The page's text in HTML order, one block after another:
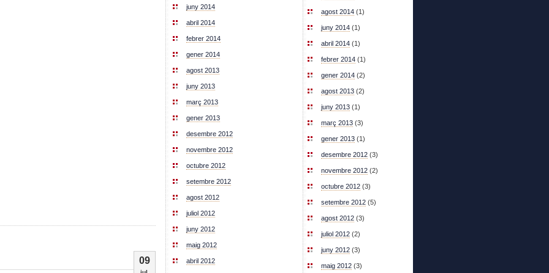
09
juny 2014
abril 2014
febrer 2014
gener 2014
agost 2013
juny 2013
març 2013
gener 2013
desembre 2012
novembre 2012
octubre 2012
setembre 2012
agost 2012
juliol 2012
juny 2012
maig 2012
abril 2012
agost 2014 (1)
juny 2014 (1)
abril 2014 (1)
febrer 2014 (1)
gener 2014 (2)
agost 2013 (2)
juny 2013 (1)
març 2013 (3)
gener 2013 (1)
desembre 2012 (3)
novembre 2012 (2)
octubre 2012 (3)
setembre 2012 (5)
agost 2012 (3)
juliol 2012 (2)
juny 2012 (3)
maig 2012 (3)